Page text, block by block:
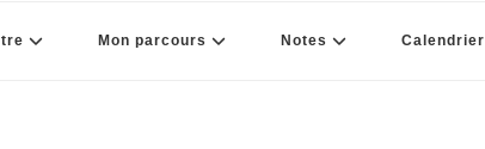
Mon parcours Notes Calendrier